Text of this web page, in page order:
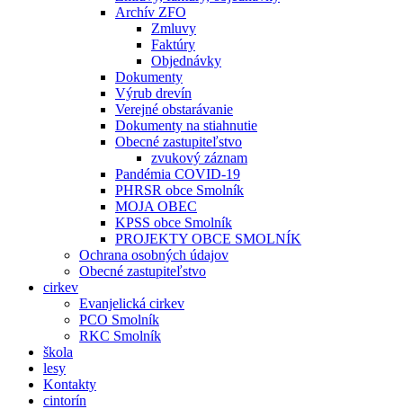
Archív ZFO
Zmluvy
Faktúry
Objednávky
Dokumenty
Výrub drevín
Verejné obstarávanie
Dokumenty na stiahnutie
Obecné zastupiteľstvo
zvukový záznam
Pandémia COVID-19
PHRSR obce Smolník
MOJA OBEC
KPSS obce Smolník
PROJEKTY OBCE SMOLNÍK
Ochrana osobných údajov
Obecné zastupiteľstvo
cirkev
Evanjelická cirkev
PCO Smolník
RKC Smolník
škola
lesy
Kontakty
cintorín